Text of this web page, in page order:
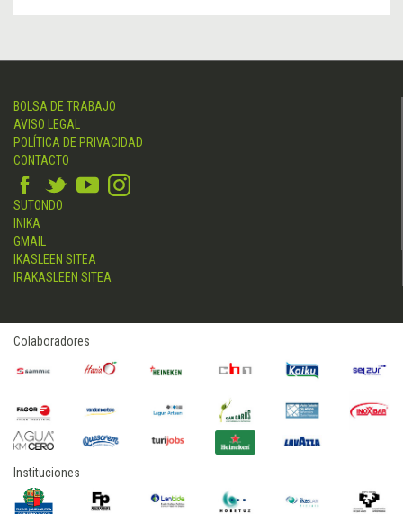
BOLSA DE TRABAJO
AVISO LEGAL
POLÍTICA DE PRIVACIDAD
CONTACTO
SUTONDO
INIKA
GMAIL
IKASLEEN SITEA
IRAKASLEEN SITEA
Colaboradores
Instituciones